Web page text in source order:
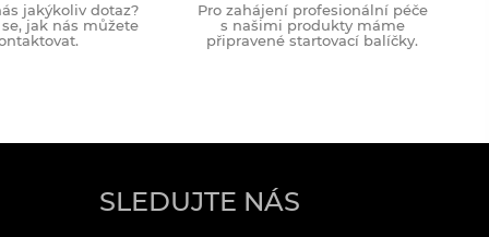
jakýkoliv dotaz?
jak nás můžete
Pro zahájení profesionální péče
s našimi produkty máme
připravené startovací balíčky.
SLEDUJTE NÁS